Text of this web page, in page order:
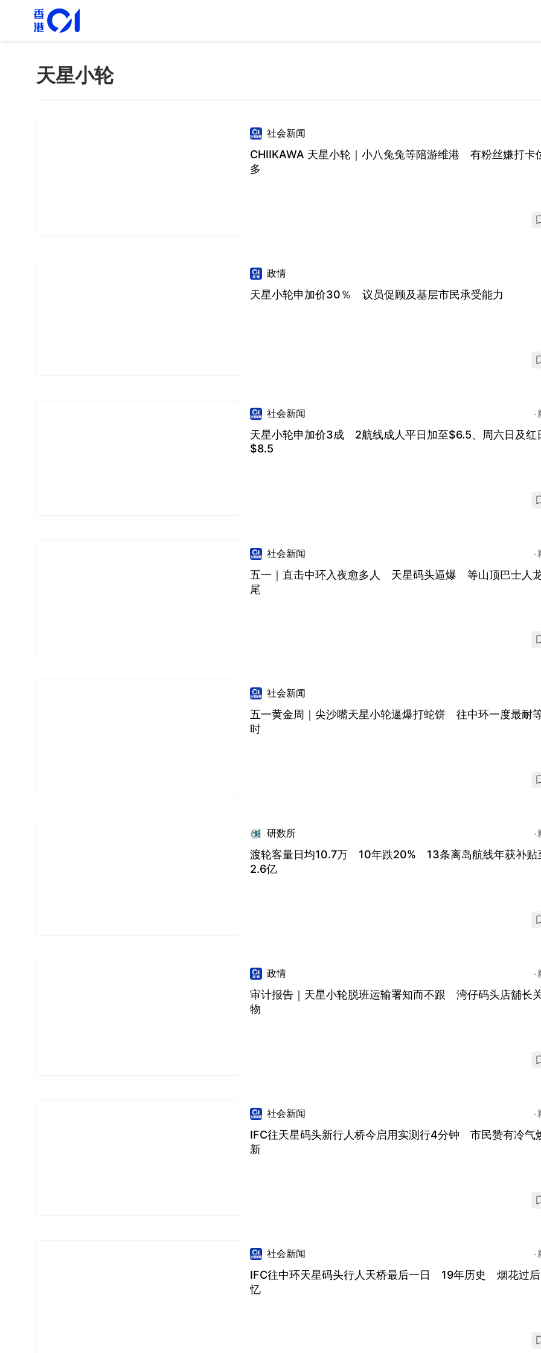
天星小轮
社会新闻
CHIIKAWA 天星小轮｜小八兔兔等陪游维港 有粉丝嫌打卡
多
政情
天星小轮申加价30％ 议员促顾及基层市民承受能力
社会新闻
天星小轮申加价3成 2航线成人平日加至$6.5、周六日及红
$8.5
社会新闻
五一｜直击中环入夜愈多人 天星码头逼爆 等山顶巴士人
尾
社会新闻
五一黄金周｜尖沙嘴天星小轮逼爆打蛇饼 往中环一度最耐
时
研数所
渡轮客量日均10.7万 10年跌20% 13条离岛航线年获补贴
2.6亿
政情
审计报告｜天星小轮脱班运输署知而不跟 湾仔码头店舖长
物
社会新闻
IFC往天星码头新行人桥今启用实测行4分钟 市民赞有冷气
新
社会新闻
IFC往中环天星码头行人天桥最后一日 19年历史 烟花过后
忆